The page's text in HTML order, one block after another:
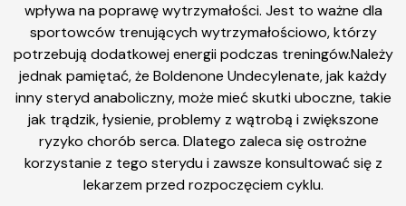
wpływa na poprawę wytrzymałości. Jest to ważne dla
sportowców trenujących wytrzymałościowo, którzy
potrzebują dodatkowej energii podczas treningów.Należy
jednak pamiętać, że Boldenone Undecylenate, jak każdy
inny steryd anaboliczny, może mieć skutki uboczne, takie
jak trądzik, łysienie, problemy z wątrobą i zwiększone
ryzyko chorób serca. Dlatego zaleca się ostrożne
korzystanie z tego sterydu i zawsze konsultować się z
lekarzem przed rozpoczęciem cyklu.